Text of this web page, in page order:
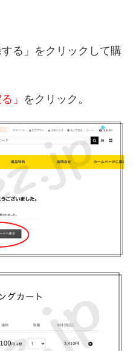
る」をクリックして購
」 をクリック。